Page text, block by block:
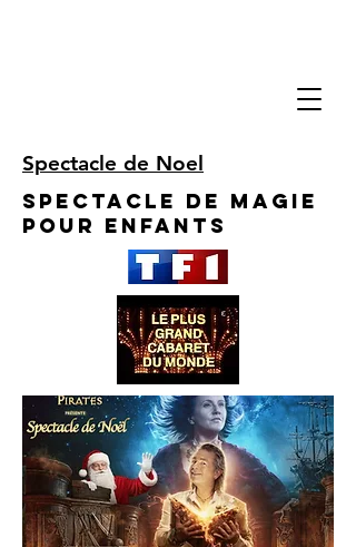
Spectacle de Noel
Spectacle de Magie
pour enfants